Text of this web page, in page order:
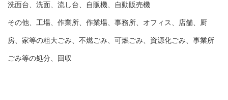
洗面台、洗面、流し台、自販機、自動販売機
その他、工場、作業所、作業場、事務所、オフィス、店舗、厨
房、家等の粗大ごみ、不燃ごみ、可燃ごみ、資源化ごみ、事業所
ごみ等の処分、回収